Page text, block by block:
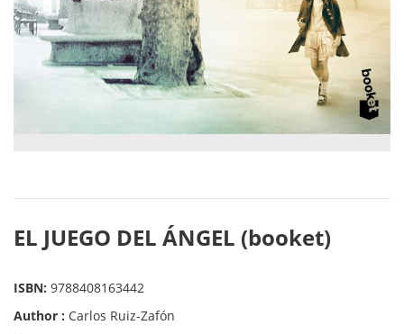
EL JUEGO DEL ÁNGEL (booket)
ISBN: 9788408163442
Author : Carlos Ruiz-Zafón